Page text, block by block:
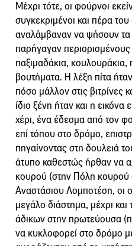
Μέχρι τότε, οι φούρνοι
συγκεκριμένοι και πέρα του
αναλάμβαναν να ψήσουν τα
παρήγαγαν
παξιμαδάκια,
βουτήματα. Η λέξη πίτα
πόσο μάλλον στις βιτρίνες
ίδιο ξένη ήταν και η
χέρι, ένα έδεσμα από τον
επί τόπου στο δρόμο,
πηγαίνοντας στη δουλειά
άτυπο καθεστώς ήρθαν να
κουρού (στην Πόλη κουρού
Αναστάσιου Λομποτέση, οι
μεγάλο διάστημα, μέχρι
άδικων στην πρωτεύουσα
να κυκλοφορεί στο δρόμο με